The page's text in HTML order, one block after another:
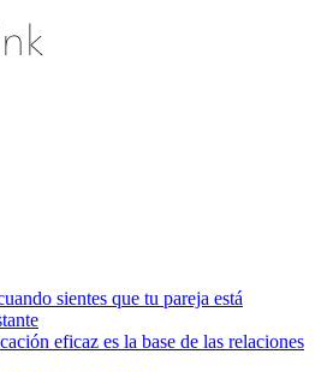
sientes que tu pareja está
eficaz es la base de las relaciones